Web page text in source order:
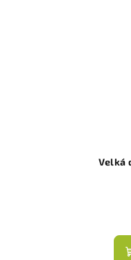
Velká